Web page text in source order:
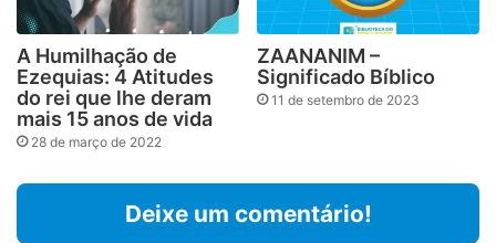
A Humilhação de
Ezequias: 4 Atitudes
do rei que lhe deram
mais 15 anos de vida
28 de março de 2022
ZAANANIM –
Significado Bíblico
11 de setembro de 2023
Deixe um comentário!